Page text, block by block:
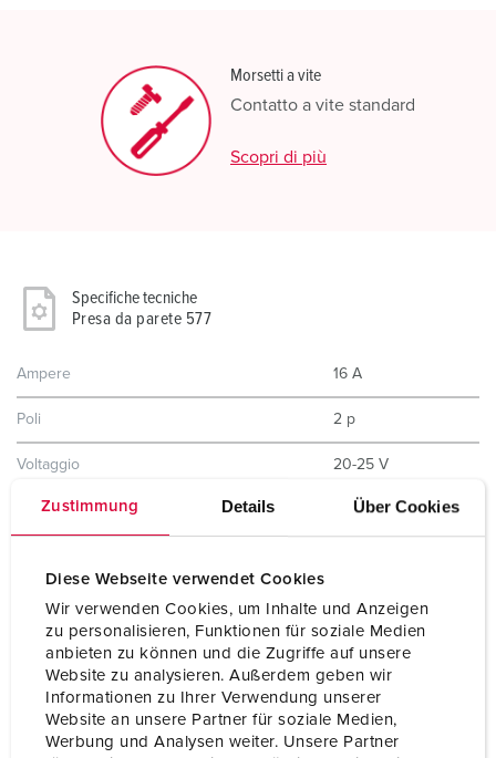
Zustimmung Details Über Cookies
Diese Webseite verwendet Cookies
Wir verwenden Cookies, um Inhalte und Anzeigen
zu personalisieren, Funktionen für soziale Medien
anbieten zu können und die Zugriffe auf unsere
Website zu analysieren. Außerdem geben wir
Informationen zu Ihrer Verwendung unserer
Website an unsere Partner für soziale Medien,
Werbung und Analysen weiter. Unsere Partner
Morsetti a vite
Contatto a vite standard
Scopri di più
Specifiche tecniche
Presa da parete 577
Ampere 16 A
Poli 2 p
Voltaggio 20-25 V
Hertz 50-60 Hz
Contatti standard
Grado di protezione IP44
Peso 260 g
Dichiarazione di conformità EAC